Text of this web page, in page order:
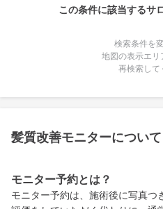
この条件に該当するサ
検索条件を
地図の表示エリ
再検索して
髪質改善モニターについて
モニター予約とは？
モニター予約は、施術後に写真つ